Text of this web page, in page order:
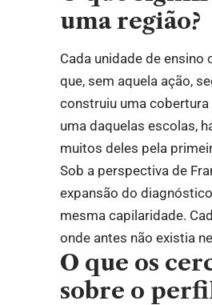
uma região?
Cada unidade de
que, sem aquela ação,
construiu uma
uma daquelas escolas,
muitos deles pela
Sob a perspectiva de
expansão do
mesma capilaridade.
onde antes não existia
O que os
sobre o